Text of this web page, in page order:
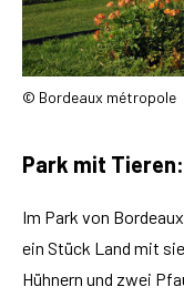
© Bordeaux métropole
Park mit
Im Park von
ein Stück Land mit
Hühnern und zwei